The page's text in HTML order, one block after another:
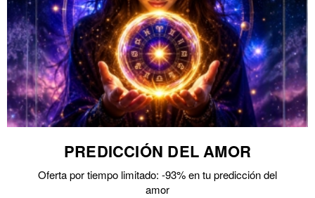
PREDICCIÓN DEL AMOR
Oferta por tiempo limitado: -93% en tu predicción del
amor